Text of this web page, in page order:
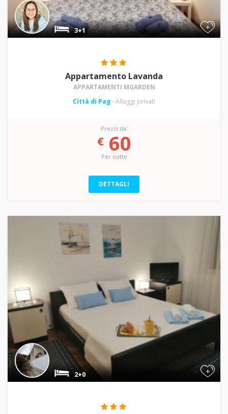
+
3+1
Appartamento Lavanda
APPARTAMENTI MGARDEN
Città di Pag- Alloggi privati
Prezzi da:
€60
Per notte
DETTAGLI
+
2+0